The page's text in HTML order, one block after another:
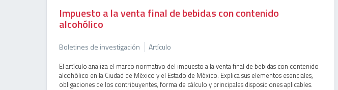
Impuesto a la venta final de bebidas con contenido
alcohólico
Boletines de investigación Artículo
El artículo analiza el marco normativo del impuesto a la venta final de bebidas con contenido
alcohólico en la Ciudad de México y el Estado de México. Explica sus elementos esenciales,
obligaciones de los contribuyentes, forma de cálculo y principales disposiciones aplicables.